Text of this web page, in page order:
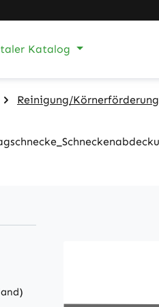
Katalog
Reinigung/Körnerförderung